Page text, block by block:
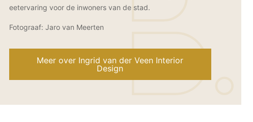
eetervaring voor de inwoners van de stad.
Fotograaf: Jaro van Meerten
Meer over Ingrid van der Veen Interior
Design